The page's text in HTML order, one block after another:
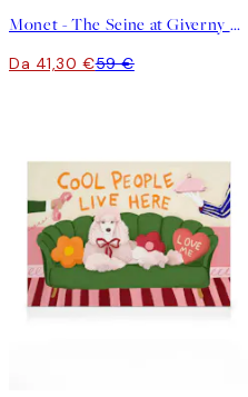
Monet - The Seine at Giverny Stampa su Tela
Da 41,30 €59 €